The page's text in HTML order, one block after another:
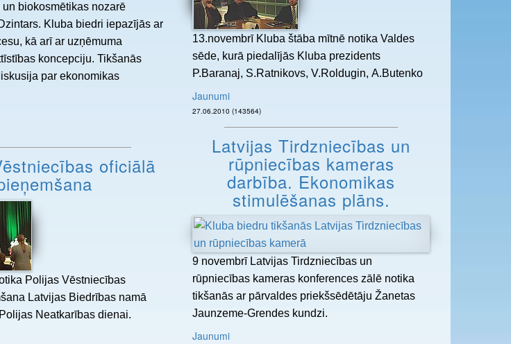
biokosmētikas nozarē
Kluba biedri iepazījās ar
kā arī ar uzņēmuma
koncepciju. Tikšanās
par ekonomikas
oficiālā
Polijas Vēstniecības
Latvijas Biedrības namā
Neatkarības dienai.
13.novembrī Kluba štāba mītnē notika Valdes
sēde, kurā piedalījās Kluba prezidents
P.Baranaj, S.Ratnikovs, V.Roldugin, A.Butenko
Jaunumi
27.06.2010 (143564)
Latvijas Tirdzniecības un
rūpniecības kameras
darbība. Ekonomikas
stimulēšanas plāns.
9 novembrī Latvijas Tirdzniecības un
rūpniecības kameras konferences zālē notika
tikšanās ar pārvaldes priekšsēdētāju Žanetas
Jaunzeme-Grendes kundzi.
Jaunumi